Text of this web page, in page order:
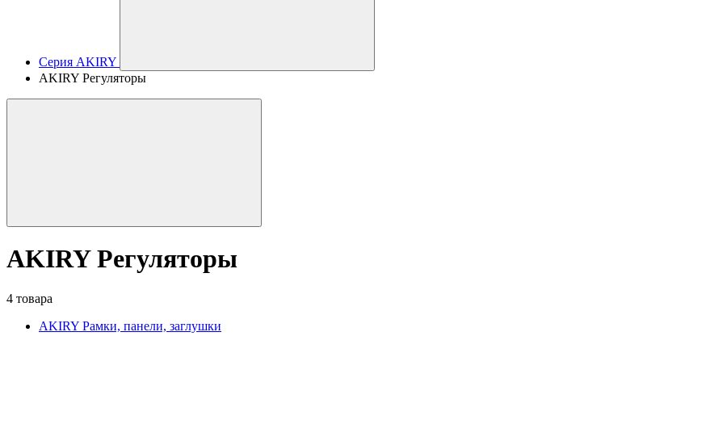
Серия AKIRY
AKIRY Регуляторы
AKIRY Регуляторы
4 товара
AKIRY Рамки, панели, заглушки